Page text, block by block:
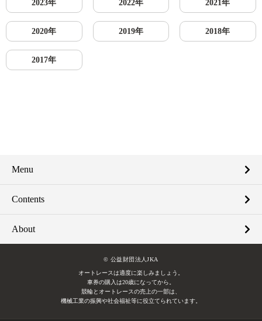
2023年 2022年 2021年
2020年 2019年 2018年
2017年
Menu
Contents
About
© 公益財団法人JKA
オートレースは適度に楽しみましょう。
車券の購入は20歳になってから。
競輪とオートレースの売上の一部は、
機械工業の振興や社会福祉等に役立てられています。